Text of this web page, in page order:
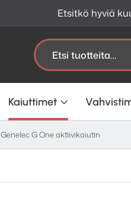
Etsitkö hyviä
Etsi:
Kaiuttimet
Genelec G One aktiivikaiutin